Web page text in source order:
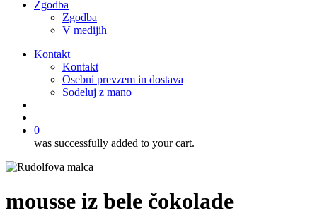
Zgodba
Zgodba
V medijih
Kontakt
Kontakt
Osebni prevzem in dostava
Sodeluj z mano
0
was successfully added to your cart.
mousse iz bele čokolade